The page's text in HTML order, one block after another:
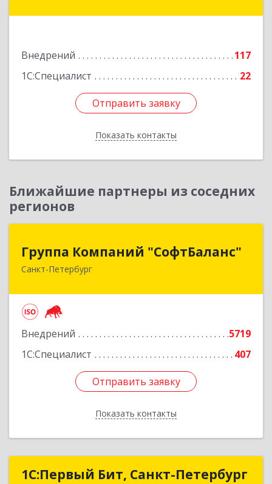
Внедрений
117
1С:Специалист
22
Отправить заявку
Показать контакты
Подробнее
Отправить заявку
Назад
Ближайшие партнеры из соседних
регионов
Группа Компаний "СофтБаланс"
Санкт-Петербург
Внедрений
5719
1С:Специалист
407
Отправить заявку
Показать контакты
Группа Компаний "СофтБаланс"
195112, Санкт-Петербург г, Заневский пр-кт,
Отправить заявку
Назад
1С:Первый Бит, Санкт-Петербург
1С:Первый Бит, Санкт-Петербург